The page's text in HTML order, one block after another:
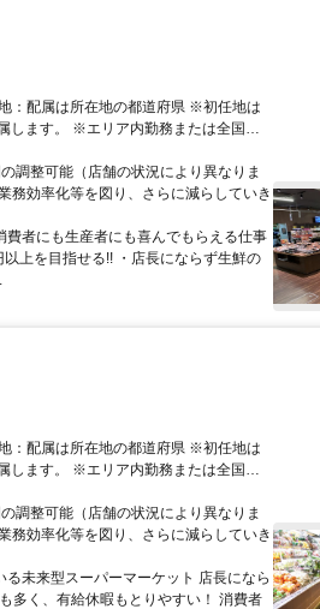
します。 ※エリア内勤務または全国勤
調整可能（店舗の状況により異なりま
効率化等を図り、さらに減らしていき
者にも生産者にも喜んでもらえる仕事
上を目指せる!! ・店長にならず生鮮の
します。 ※エリア内勤務または全国勤
調整可能（店舗の状況により異なりま
効率化等を図り、さらに減らしていき
未来型スーパーマーケット 店長になら
多く、有給休暇もとりやすい！ 消費者